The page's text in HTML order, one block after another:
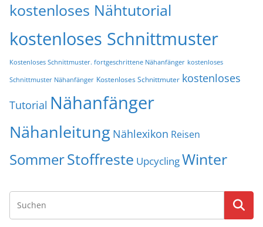
kostenloses Nähtutorial
kostenloses Schnittmuster
Kostenloses Schnittmuster. fortgeschrittene Nähanfänger kostenloses
Schnittmuster Nähanfänger Kostenloses Schnittmuter kostenloses
Tutorial Nähanfänger
Nähanleitung Nählexikon Reisen
SommerStoffreste UpcyclingWinter